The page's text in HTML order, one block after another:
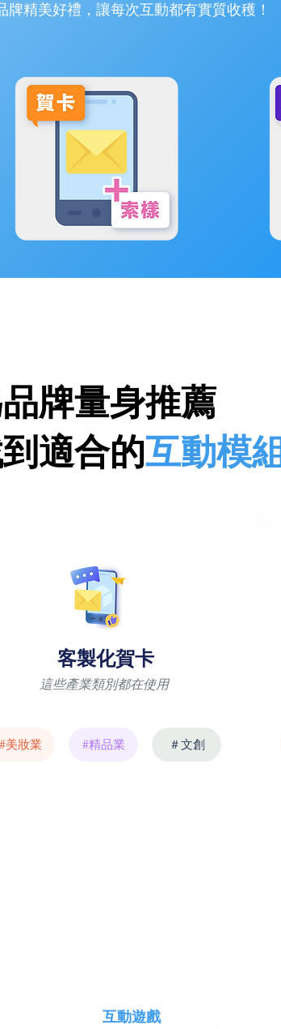
牌精美好禮，讓每次互動都有實質收穫！
牌量身推薦
適合的互動模組
客製化賀卡
這些產業類別都在使用
#美妝業 #精品業 ＃文創
互動遊戲